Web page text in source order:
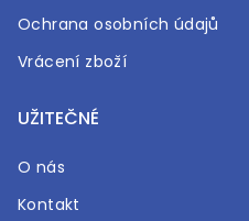
Ochrana osobních údajů
Vrácení zboží
UŽITEČNÉ
O nás
Kontakt